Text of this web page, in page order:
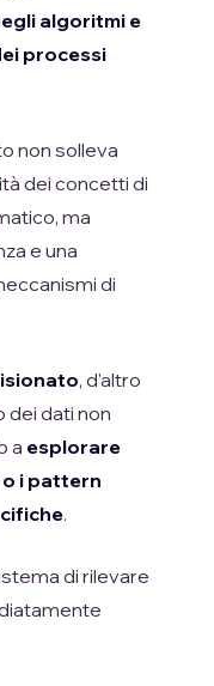
algoritmi e
processi
non solleva
dei concetti di
ma
e una
di
, d'altro
dei dati non
a esplorare
i pattern
.
di rilevare